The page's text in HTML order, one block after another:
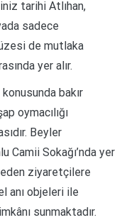
tarihi Atlıhan,
sadece
de mutlaka
yer alır.
bakır
oymacılığı
Beyler
Camii Sokağı’nda yer
eden ziyaretçilere
anı objeleri ile
sunmaktadır.